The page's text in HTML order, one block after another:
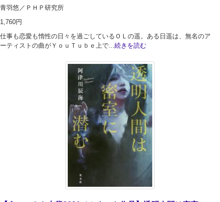
青羽悠／ＰＨＰ研究所
1,760円
仕事も恋愛も惰性の日々を過ごしているＯＬの遥。ある日遥は、無名のア
ーティストの曲がＹｏｕＴｕｂｅ上で... 続きを読む